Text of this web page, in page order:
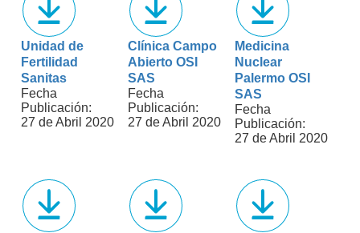
Unidad de
Fertilidad
Sanitas
Fecha
Publicación:
27 de Abril 2020
Clínica Campo
Abierto OSI
SAS
Fecha
Publicación:
27 de Abril 2020
Medicina
Nuclear
Palermo OSI
SAS
Fecha
Publicación:
27 de Abril 2020